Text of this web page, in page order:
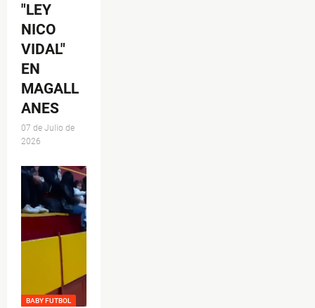
"LEY
NICO
VIDAL"
EN
MAGALL
ANES
07 de Julio de
2026
BABY FUTBOL